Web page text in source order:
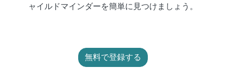
ャイルドマインダーを簡単に見つけましょう。
無料で登録する